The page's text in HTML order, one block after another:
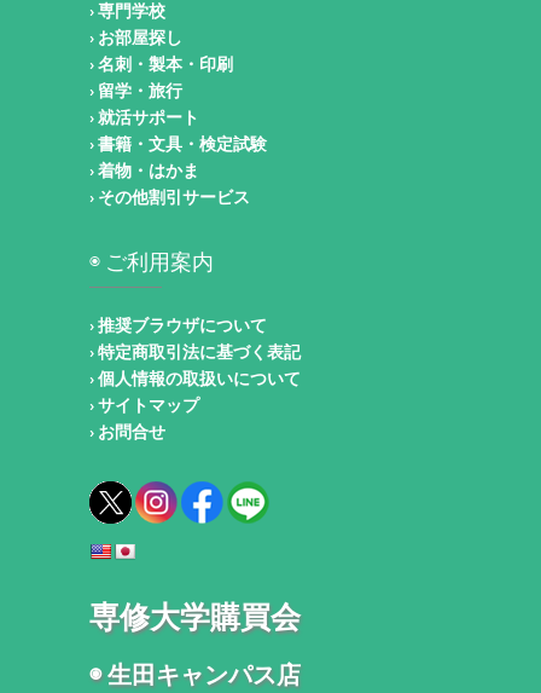
› 専門学校
› お部屋探し
› 名刺・製本・印刷
› 留学・旅行
› 就活サポート
› 書籍・文具・検定試験
› 着物・はかま
› その他割引サービス
◉ ご利用案内
› 推奨ブラウザについて
› 特定商取引法に基づく表記
› 個人情報の取扱いについて
› サイトマップ
› お問合せ
専修大学購買会
◉ 生田キャンパス店